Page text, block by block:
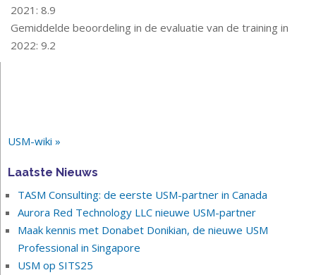
2021: 8.9
Gemiddelde beoordeling in de evaluatie van de training in
2022: 9.2
USM-wiki »
Laatste Nieuws
TASM Consulting: de eerste USM-partner in Canada
Aurora Red Technology LLC nieuwe USM-partner
Maak kennis met Donabet Donikian, de nieuwe USM
Professional in Singapore
USM op SITS25